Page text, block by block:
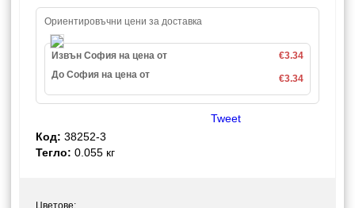
Ориентировъчни цени за доставка
Извън София на цена от
€3.34
До София на цена от
€3.34
Tweet
Код: 38252-3
Тегло: 0.055 кг
Цветове: